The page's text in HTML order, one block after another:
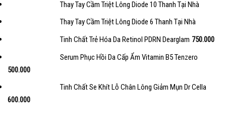
Thay Tay Cầm Triệt Lông Diode 10 Thanh Tại Nhà
Thay Tay Cầm Triệt Lông Diode 6 Thanh Tại Nhà
Tinh Chất Trẻ Hóa Da Retinol PDRN Dearglam 750.000
Serum Phục Hồi Da Cấp Ẩm Vitamin B5 Tenzero
500.000
Tinh Chất Se Khít Lỗ Chân Lông Giảm Mụn Dr Cella
600.000